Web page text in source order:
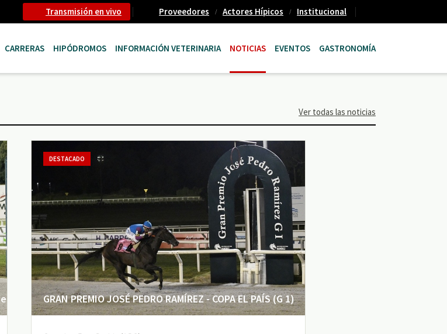
Transmisión en vivo Proveedores Actores Hípicos Institucional
CARRERAS HIPÓDROMOS INFORMACIÓN VETERINARIA NOTICIAS EVENTOS GASTRONOMÍA
Ver todas las noticias
GRAN PREMIO JOSÉ PEDRO RAMÍREZ - COPA EL PAÍS (G 1)
DESTACADO